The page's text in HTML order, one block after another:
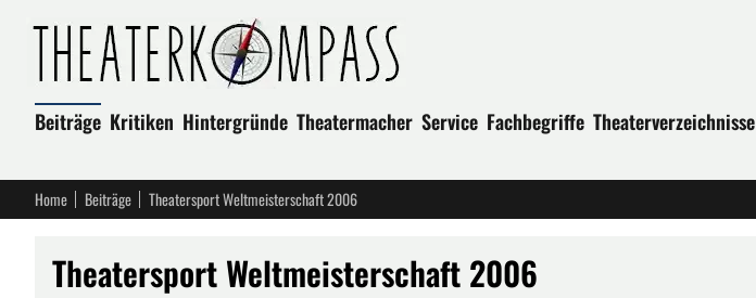
Beiträge Kritiken Hintergründe Theatermacher Service Fachbegriffe Theaterverzeichnisse
Home Beiträge Theatersport Weltmeisterschaft 2006
Theatersport Weltmeisterschaft 2006